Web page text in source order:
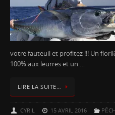
votre fauteuil et profitez !!! Un
100% aux leurres et un …
LIRE LA SUITE…
CYRIL 15 AVRIL 2016